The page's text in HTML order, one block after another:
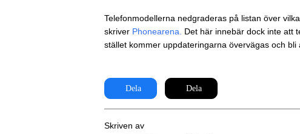
Telefonmodellerna nedgraderas på listan över
skriver Phonearena. Det här innebär dock inte att
stället kommer uppdateringarna övervägas och
Dela Dela
Skriven av